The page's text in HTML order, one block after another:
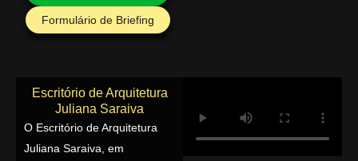
Formulário de Briefing
Escritório de Arquitetura
Juliana Saraiva
O Escritório de Arquitetura
Juliana Saraiva, em